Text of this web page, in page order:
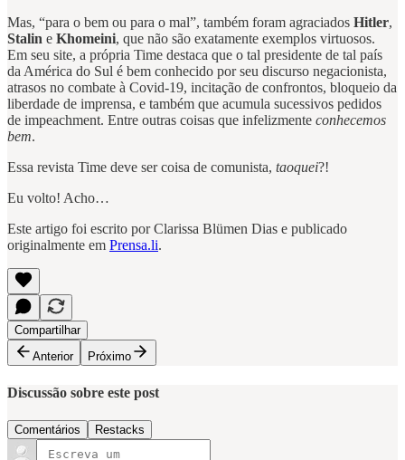
Mas, “para o bem ou para o mal”, também foram agraciados Hitler,
Stalin e Khomeini, que não são exatamente exemplos virtuosos.
Em seu site, a própria Time destaca que o tal presidente de tal país
da América do Sul é bem conhecido por seu discurso negacionista,
atrasos no combate à Covid-19, incitação de confrontos, bloqueio da
liberdade de imprensa, e também que acumula sucessivos pedidos
de impeachment. Entre outras coisas que infelizmente conhecemos
bem.
Essa revista Time deve ser coisa de comunista, taoquei?!
Eu volto! Acho…
Este artigo foi escrito por Clarissa Blümen Dias e publicado
originalmente em Prensa.li.
Compartilhar
Anterior
Próximo
Discussão sobre este post
Comentários Restacks